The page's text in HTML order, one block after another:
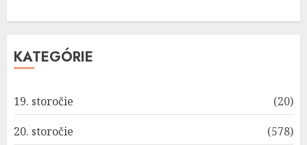
KATEGÓRIE
19. storočie
(20)
20. storočie
(578)